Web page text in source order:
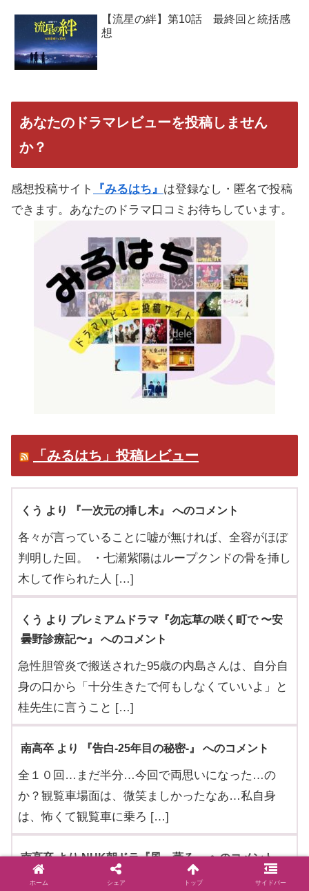
【流星の絆】第10話 最終回と統括感
想
あなたのドラマレビューを投稿しません
か？
感想投稿サイト 『みるはち』 は登録なし・匿名で投稿
できます。あなたのドラマ口コミお待ちしています。
「みるはち」投稿レビュー
くう より 『一次元の挿し木』 へのコメント
各々が言っていることに嘘が無ければ、全容がほぼ
判明した回。 ・七瀬紫陽はループクンドの骨を挿し
木して作られた人 […]
くう より プレミアムドラマ『勿忘草の咲く町で 〜安
曇野診療記〜』 へのコメント
急性胆管炎で搬送された95歳の内島さんは、自分自
身の口から「十分生きたで何もしなくていいよ」と
桂先生に言うこと […]
南高卒 より 『告白-25年目の秘密-』 へのコメント
全１０回…まだ半分…今回で両思いになった…の
か？観覧車場面は、微笑ましかったなあ…私自身
は、怖くて観覧車に乗ろ […]
南高卒 より NHK朝ドラ『風、薫る』 へのコメント
倫也がいっぱいダイジェストで…ほっこり笑わせて
ホーム シェア トップ サイドバー